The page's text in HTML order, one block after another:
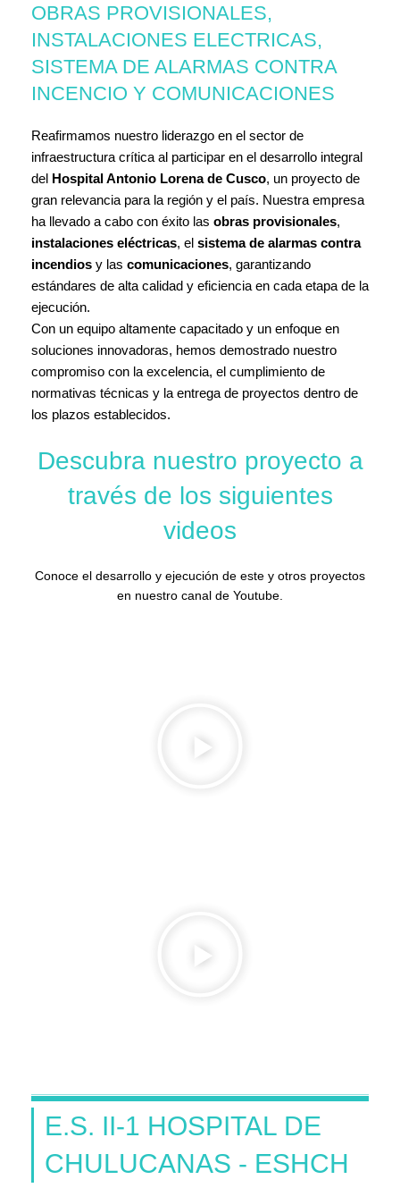
OBRAS PROVISIONALES,
INSTALACIONES ELECTRICAS,
SISTEMA DE ALARMAS CONTRA
INCENCIO Y COMUNICACIONES
Reafirmamos nuestro liderazgo en el sector de
infraestructura crítica al participar en el desarrollo integral
del Hospital Antonio Lorena de Cusco, un proyecto de
gran relevancia para la región y el país. Nuestra empresa
ha llevado a cabo con éxito las obras provisionales,
instalaciones eléctricas, el sistema de alarmas contra
incendios y las comunicaciones, garantizando
estándares de alta calidad y eficiencia en cada etapa de la
ejecución.
Con un equipo altamente capacitado y un enfoque en
soluciones innovadoras, hemos demostrado nuestro
compromiso con la excelencia, el cumplimiento de
normativas técnicas y la entrega de proyectos dentro de
los plazos establecidos.
Descubra nuestro proyecto a
través de los siguientes
videos
Conoce el desarrollo y ejecución de este y otros proyectos
en nuestro canal de Youtube.
E.S. II-1 HOSPITAL DE
CHULUCANAS - ESHCH